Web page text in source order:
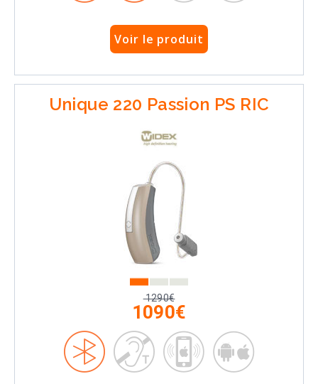
Voir le produit
Unique 220 Passion PS RIC
1290€
1090€